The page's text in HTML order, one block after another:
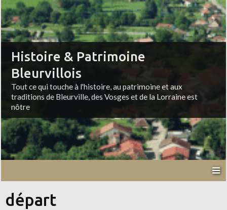
Histoire & Patrimoine
Bleurvillois
Tout ce qui touche à l'histoire, au patrimoine et aux
traditions de Bleurville, des Vosges et de la Lorraine est
nôtre
départ